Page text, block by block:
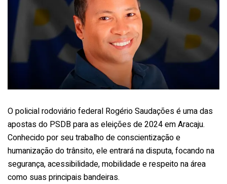
O policial rodoviário federal Rogério Saudações é uma das
apostas do PSDB para as eleições de 2024 em Aracaju.
Conhecido por seu trabalho de conscientização e
humanização do trânsito, ele entrará na disputa, focando na
segurança, acessibilidade, mobilidade e respeito na área
como suas principais bandeiras.